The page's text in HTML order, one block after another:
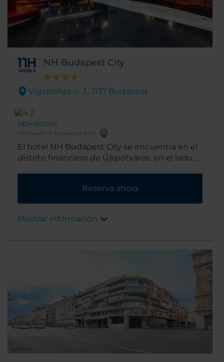
NH Budapest City
Vígszínház u. 3,. 1137 Budapest
opiniones
Certificado de Excelencia 2025
El hotel NH Budapest City se encuentra en el
distrito financiero de Újlipótváros, en el lado
están al lado y puedes llegar a otros gracias a
la estación de metro cercana.
Reserva ahora
Mostrar información